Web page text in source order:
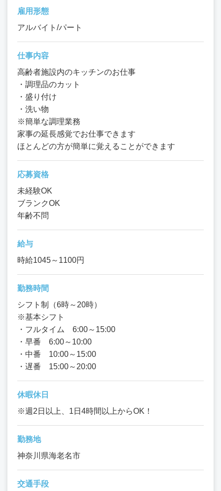
雇用形態
アルバイト/パート
仕事内容
高齢者施設内のキッチンのお仕事
・調理品のカット
・盛り付け
・洗い物
※簡単な調理業務
家事の延長感覚でお仕事できます
ほとんどの方が簡単に覚えることができます
応募資格
未経験OK
ブランクOK
年齢不問
給与
時給1045～1100円
勤務時間
シフト制（6時～20時）
※基本シフト
・フルタイム 6:00～15:00
・早番 6:00～10:00
・中番 10:00～15:00
・遅番 15:00～20:00
休暇休日
※週2日以上、1日4時間以上からOK！
勤務地
神奈川県海老名市
交通手段